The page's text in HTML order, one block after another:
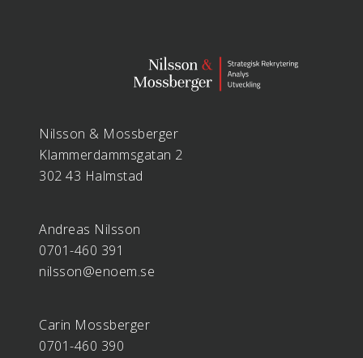
Nilsson & Mossberger
Klammerdammsgatan 2
302 43 Halmstad
Andreas Nilsson
0701-460 391
nilsson@enoem.se
Carin Mossberger
0701-460 390